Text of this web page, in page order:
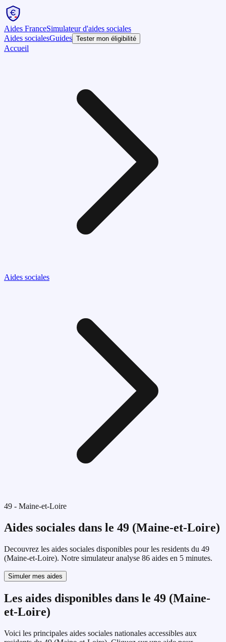
Aides FranceSimulateur d'aides sociales
Aides socialesGuides Tester mon éligibilité
Accueil
Aides sociales
49 - Maine-et-Loire
Aides sociales dans le 49 (Maine-et-Loire)
Decouvrez les aides sociales disponibles pour les residents du 49
(Maine-et-Loire). Notre simulateur analyse 86 aides en 5 minutes.
Simuler mes aides
Les aides disponibles dans le 49 (Maine-
et-Loire)
Voici les principales aides sociales nationales accessibles aux